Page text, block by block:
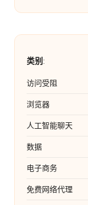
类别 :
访问受阻
浏览器
人工智能聊天
数据
电子商务
免费网络代理